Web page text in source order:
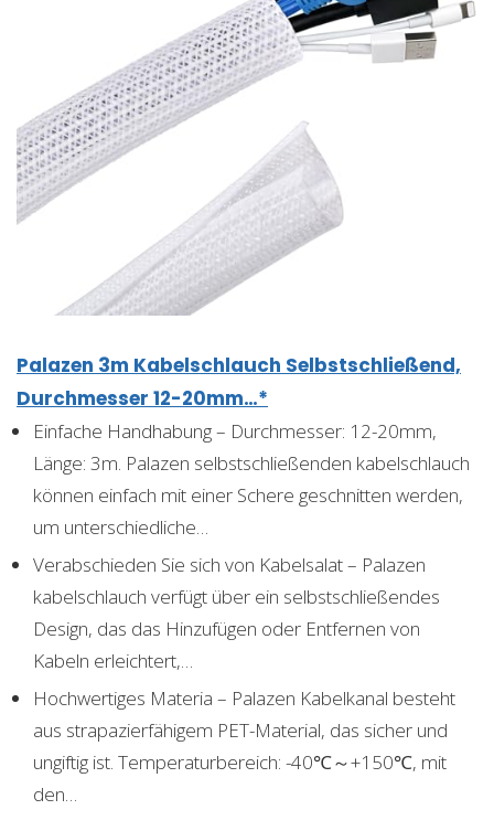
Palazen 3m Kabelschlauch Selbstschließend,
Durchmesser 12-20mm…*
Einfache Handhabung – Durchmesser: 12-20mm,
Länge: 3m. Palazen selbstschließenden kabelschlauch
können einfach mit einer Schere geschnitten werden,
um unterschiedliche…
Verabschieden Sie sich von Kabelsalat – Palazen
kabelschlauch verfügt über ein selbstschließendes
Design, das das Hinzufügen oder Entfernen von
Kabeln erleichtert,…
Hochwertiges Materia – Palazen Kabelkanal besteht
aus strapazierfähigem PET-Material, das sicher und
ungiftig ist. Temperaturbereich: -40℃～+150℃, mit
den…